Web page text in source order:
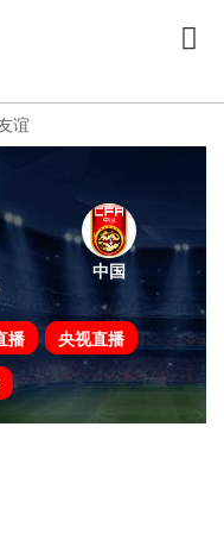
谊
中国
播
央视直播